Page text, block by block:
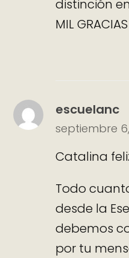
distinción
MIL
escuelanc
septiembre
Catalina
Todo
desde la
debemos
por tu